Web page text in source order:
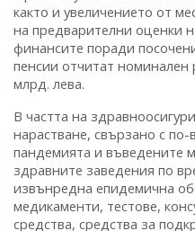
както и увеличението от
на предварителни оценки
финансите поради
пенсии отчитат номинален
млрд. лева.
В частта на
нарастване, свързано с
пандемията и въведените
здравните заведения по
извънредна епидемична
медикаменти, тестове,
средства, средства за